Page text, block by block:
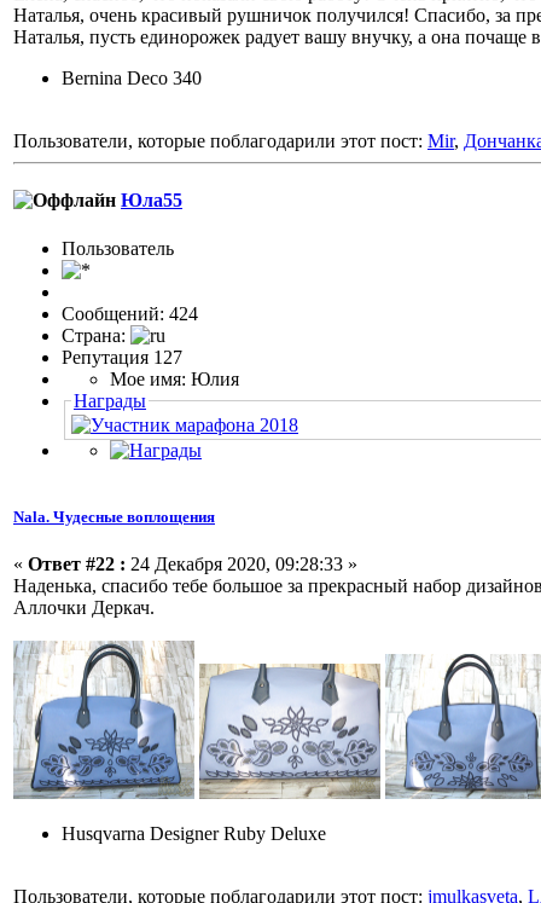
Наталья, очень красивый рушничок получился! Спасибо, за
Наталья, пусть единорожек радует вашу внучку, а она
Bernina Deco 340
Пользователи, которые поблагодарили этот пост: Mir,
Юла55
Пользовaтeль
Сообщений: 424
Страна:
Репутация 127
Мое имя: Юлия
Награды
Nala. Чудесные воплощения
« Ответ #22 : 24 Декабря 2020, 09:28:33 »
Наденька, спасибо тебе большое за прекрасный набор
Аллочки Деркач.
Husqvarna Designer Ruby Deluxe
Пользователи, которые поблагодарили этот пост: jmulkasveta,